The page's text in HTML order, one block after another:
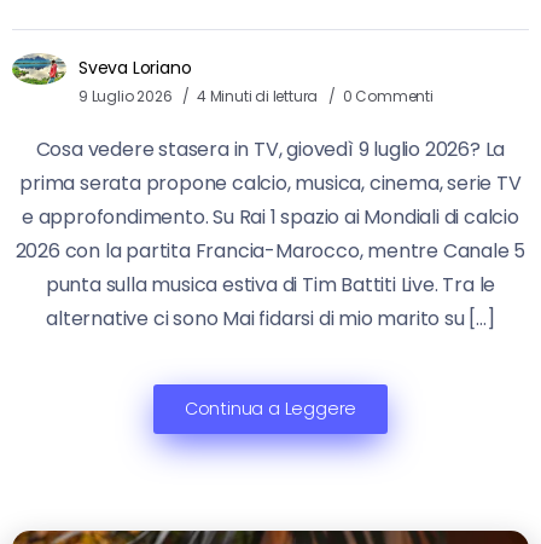
Sveva Loriano
9 Luglio 2026 4 Minuti di lettura 0 Commenti
Cosa vedere stasera in TV, giovedì 9 luglio 2026? La
prima serata propone calcio, musica, cinema, serie TV
e approfondimento. Su Rai 1 spazio ai Mondiali di calcio
2026 con la partita Francia-Marocco, mentre Canale 5
punta sulla musica estiva di Tim Battiti Live. Tra le
alternative ci sono Mai fidarsi di mio marito su […]
Continua a Leggere